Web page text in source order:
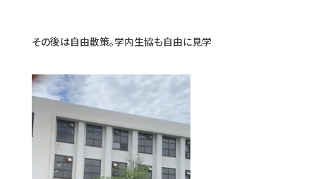
その後は自由散策。学内生協も自由に見学